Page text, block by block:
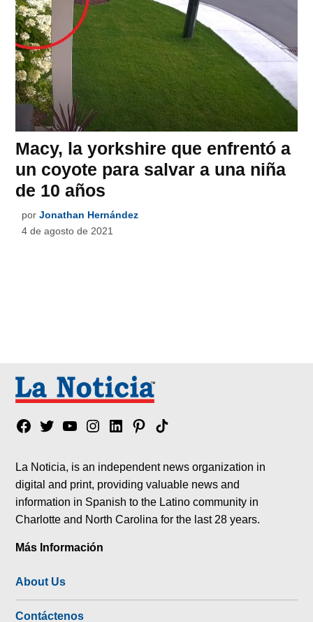
Macy, la yorkshire que enfrentó a
un coyote para salvar a una niña
de 10 años
por Jonathan Hernández
4 de agosto de 2021
Facebook
TwitterYouTubeInstagram
LinkedinPinterest
Tik
La Noticia, is an independent news organization in
digital and print, providing valuable news and
information in Spanish to the Latino community in
Charlotte and North Carolina for the last 28 years.
Más Información
About Us
Contáctenos